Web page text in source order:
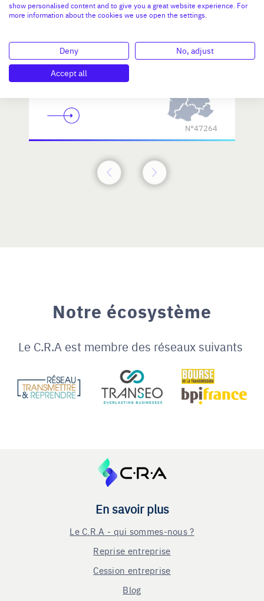
Investissement max:
N°47264
Notre écosystème
Le C.R.A est membre des réseaux suivants
En savoir plus
Le C.R.A - qui sommes-nous ?
Reprise entreprise
Cession entreprise
Blog
show personalised content and to give you a great website experience. For
more information about the cookies we use open the settings.
Deny
No, adjust
Accept all